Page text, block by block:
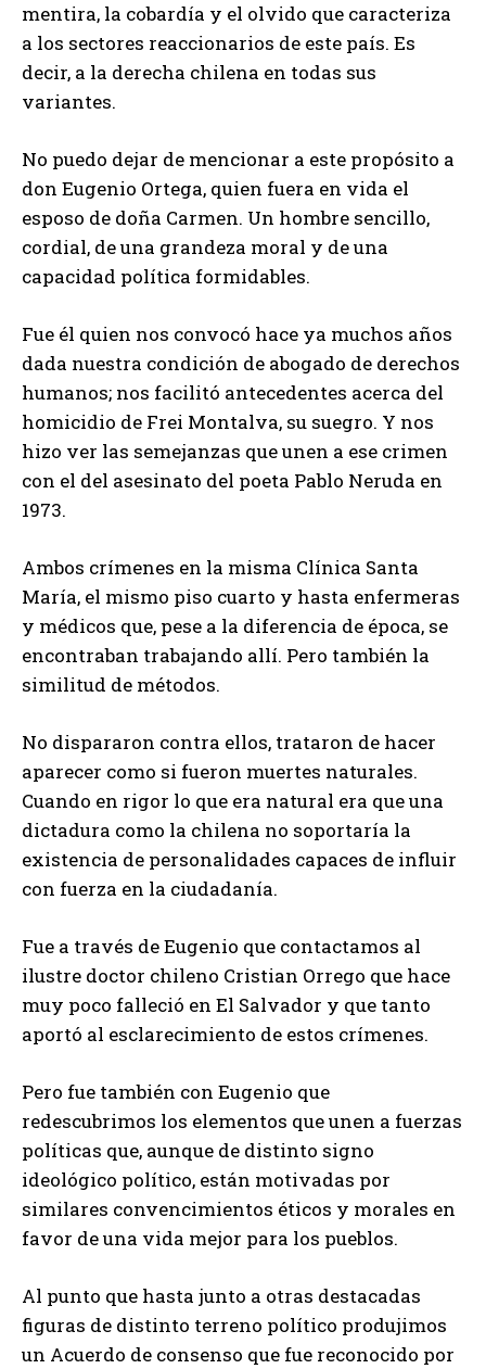
mentira, la cobardía y el olvido que caracteriza
a los sectores reaccionarios de este país. Es
decir, a la derecha chilena en todas sus
variantes.
No puedo dejar de mencionar a este propósito a
don Eugenio Ortega, quien fuera en vida el
esposo de doña Carmen. Un hombre sencillo,
cordial, de una grandeza moral y de una
capacidad política formidables.
Fue él quien nos convocó hace ya muchos años
dada nuestra condición de abogado de derechos
humanos; nos facilitó antecedentes acerca del
homicidio de Frei Montalva, su suegro. Y nos
hizo ver las semejanzas que unen a ese crimen
con el del asesinato del poeta Pablo Neruda en
1973.
Ambos crímenes en la misma Clínica Santa
María, el mismo piso cuarto y hasta enfermeras
y médicos que, pese a la diferencia de época, se
encontraban trabajando allí. Pero también la
similitud de métodos.
No dispararon contra ellos, trataron de hacer
aparecer como si fueron muertes naturales.
Cuando en rigor lo que era natural era que una
dictadura como la chilena no soportaría la
existencia de personalidades capaces de influir
con fuerza en la ciudadanía.
Fue a través de Eugenio que contactamos al
ilustre doctor chileno Cristian Orrego que hace
muy poco falleció en El Salvador y que tanto
aportó al esclarecimiento de estos crímenes.
Pero fue también con Eugenio que
redescubrimos los elementos que unen a fuerzas
políticas que, aunque de distinto signo
ideológico político, están motivadas por
similares convencimientos éticos y morales en
favor de una vida mejor para los pueblos.
Al punto que hasta junto a otras destacadas
figuras de distinto terreno político produjimos
un Acuerdo de consenso que fue reconocido por